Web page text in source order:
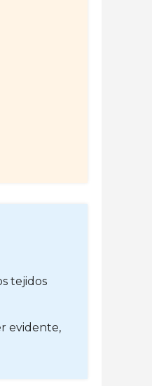
tejidos
evidente,